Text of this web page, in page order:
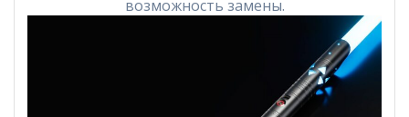
возможность замены.